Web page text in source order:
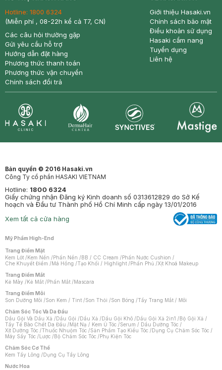
Hotline: 1800 6324
(Miễn phí , 08-22h kể cả T7, CN)
Các câu hỏi thường gặp
Gửi yêu cầu hỗ trợ
Hướng dẫn đặt hàng
Phương thức thanh toán
Phương thức vận chuyển
Chính sách đổi trả
Giới thiệu Hasaki.vn
Chính sách bảo mật
Điều khoản sử dụng
Hasaki cẩm nang
Tuyển dụng
Liên hệ
Bản quyền © 2016 Hasaki.vn
Công Ty cổ phần HASAKI VIETNAM
Hotline: 1800 6324
Giấy chứng nhận Đăng ký Kinh doanh số 0313612829 do Sở Kế
hoạch và Đầu tư Thành phố Hồ Chí Minh cấp ngày 13/01/2016
Xem tất cả cửa hàng
Mỹ Phẩm High-End
Trang Điểm Mặt
Kem Lót /Kem Nền /Phấn Nền /BB / CC Cream /Phấn Nước Cushion /
Che Khuyết Điểm /Má Hồng /Tạo Khối / Highlight /Phấn Phủ /Xịt Khoá Makeup
Trang Điểm Mắt
Kẻ Mày /Kẻ Mắt /Phấn Mắt /Mascara
Trang Điểm Môi
Son Dưỡng Môi /Son Kem / Tint /Son Thỏi /Son Bóng /Tẩy Trang Mắt / Môi
Chăm Sóc Tóc Và Da Đầu
Dầu Gội Và Dầu Xả /Dầu Gội /Dầu Xả /Dầu Gội Khô /Dầu Gội Xả 2in1 /Bộ Gội Xả /
Tẩy Tế Bào Chết Da Đầu /Mặt Nạ / Kem Ủ Tóc /Serum / Dầu Dưỡng Tóc /
Xịt Dưỡng Tóc /Thuốc Nhuộm Tóc /Sản Phẩm Tạo Kiểu Tóc /Dụng Cụ Chăm Sóc Tóc /
Máy Sấy Tóc /Lược /Bộ Chăm Sóc Tóc /Phụ Kiện Tóc
Chăm Sóc Cơ Thể
Kem Tẩy Lông /Dụng Cụ Tẩy Lông
Nước Hoa